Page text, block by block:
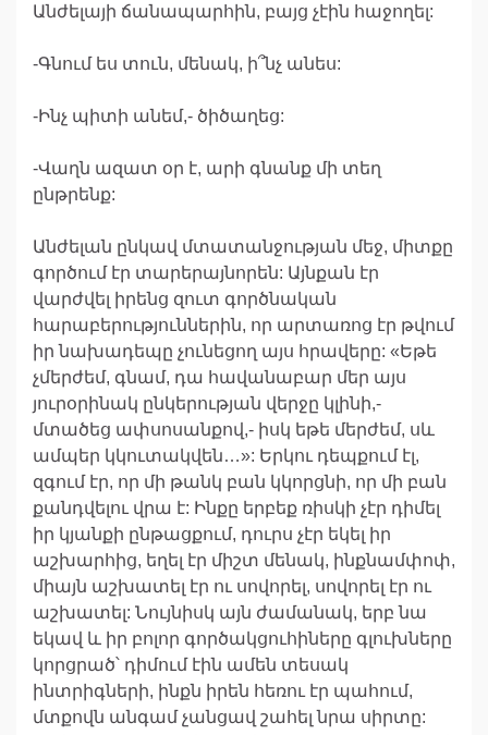
Անժելայի ճանապարհին, բայց չէին հաջողել:
-Գնում ես տուն, մենակ, ի՞նչ անես:
-Ինչ պիտի անեմ,- ծիծաղեց:
-Վաղն ազատ օր է, արի գնանք մի տեղ
ընթրենք:
Անժելան ընկավ մտատանջության մեջ, միտքը
գործում էր տարերայնորեն: Այնքան էր
վարժվել իրենց զուտ գործնական
հարաբերություններին, որ արտառոց էր թվում
իր նախադեպը չունեցող այս հրավերը: «Եթե
չմերժեմ, գնամ, դա հավանաբար մեր այս
յուրօրինակ ընկերության վերջը կլինի,-
մտածեց ափսոսանքով,- իսկ եթե մերժեմ, սև
ամպեր կկուտակվեն…»: Երկու դեպքում էլ,
զգում էր, որ մի թանկ բան կկորցնի, որ մի բան
քանդվելու վրա է: Ինքը երբեք ռիսկի չէր դիմել
իր կյանքի ընթացքում, դուրս չէր եկել իր
աշխարհից, եղել էր միշտ մենակ, ինքնամփոփ,
միայն աշխատել էր ու սովորել, սովորել էր ու
աշխատել: Նույնիսկ այն ժամանակ, երբ նա
եկավ և իր բոլոր գործակցուհիները գլուխները
կորցրած՝ դիմում էին ամեն տեսակ
ինտրիգների, ինքն իրեն հեռու էր պահում,
մտքովն անգամ չանցավ շահել նրա սիրտը: